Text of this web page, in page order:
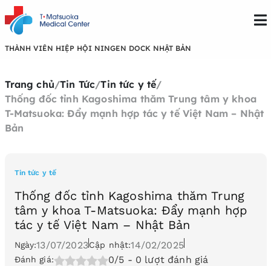
THÀNH VIÊN HIỆP HỘI NINGEN DOCK NHẬT BẢN
Trang chủ/Tin Tức/Tin tức y tế/
Thống đốc tỉnh Kagoshima thăm Trung tâm y khoa
T-Matsuoka: Đẩy mạnh hợp tác y tế Việt Nam – Nhật
Bản
Tin tức y tế
Thống đốc tỉnh Kagoshima thăm Trung
tâm y khoa T-Matsuoka: Đẩy mạnh hợp
tác y tế Việt Nam – Nhật Bản
Ngày:13/07/2023Cập nhật:14/02/2025
Đánh giá: 0/5 - 0 lượt đánh giá